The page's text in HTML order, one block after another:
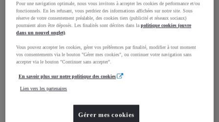
Largeur
1 687mm
Consommation mixte
Pour une navigation optimale, nous vous invitons à accepter les cookies de performance et/ou
fonctionnels. En les refusant, vous perdriez des informations affichées sur notre site. Sous
réserve de votre consentement préalable, des cookies tiers (publicité et réseaux sociaux)
pourraient alors être déposés. Les finalités sont décrites dans lapolitique cookies (ouvre
dans un nouvel onglet).
Vous pouvez accepter les cookies, gérer vos préférences par finalité, modifier à tout moment
vos consentements via le bouton "Gérer mes cookies", ou continuer votre navigation sans
accepter via le bouton "Continuer sans accepter".
En savoir plus sur notre politique des cookies
Lien vers les partenaires
Gérer mes cookies